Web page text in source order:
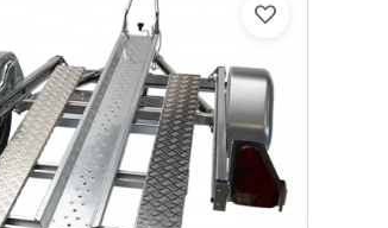
moto/quad
:152
(mm) :2200
en contreplaqué massif